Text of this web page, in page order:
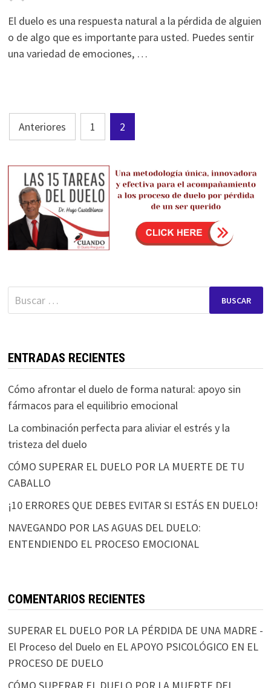
El duelo es una respuesta natural a la pérdida de alguien
o de algo que es importante para usted. Puedes sentir
una variedad de emociones, …
Paginación
de
entradas
Anteriores 1 2
Buscar:
ENTRADAS RECIENTES
Cómo afrontar el duelo de forma natural: apoyo sin
fármacos para el equilibrio emocional
La combinación perfecta para aliviar el estrés y la
tristeza del duelo
CÓMO SUPERAR EL DUELO POR LA MUERTE DE TU
CABALLO
¡10 ERRORES QUE DEBES EVITAR SI ESTÁS EN DUELO!
NAVEGANDO POR LAS AGUAS DEL DUELO:
ENTENDIENDO EL PROCESO EMOCIONAL
COMENTARIOS RECIENTES
SUPERAR EL DUELO POR LA PÉRDIDA DE UNA MADRE -
El Proceso del Duelo en EL APOYO PSICOLÓGICO EN EL
PROCESO DE DUELO